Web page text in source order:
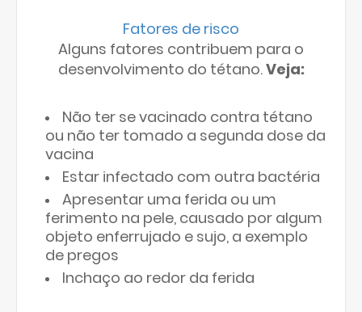
Fatores de risco
Alguns fatores contribuem para o
desenvolvimento do tétano.Veja:
Não ter se vacinado contra tétano
ou não ter tomado a segunda dose da
vacina
Estar infectado com outra bactéria
Apresentar uma ferida ou um
ferimento na pele, causado por algum
objeto enferrujado e sujo, a exemplo
de pregos
Inchaço ao redor da ferida